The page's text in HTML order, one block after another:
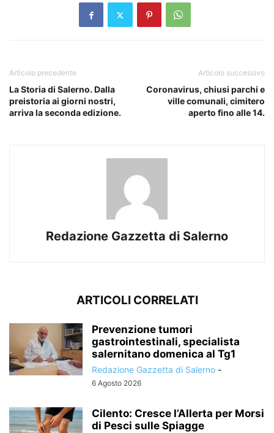
Articolo precedente
La Storia di Salerno. Dalla
preistoria ai giorni nostri,
arriva la seconda edizione.
Articolo successivo
Coronavirus, chiusi parchi e
ville comunali, cimitero
aperto fino alle 14.
Redazione Gazzetta di Salerno
ARTICOLI CORRELATI
Prevenzione tumori
gastrointestinali, specialista
salernitano domenica al Tg1
Redazione Gazzetta di Salerno -
6 Agosto 2026
Cilento: Cresce l’Allerta per Morsi
di Pesci sulle Spiagge